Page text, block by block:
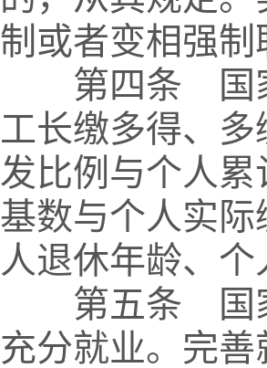
制或者变相强
第四条 国家
工长缴多得、
发比例与个人
基数与个人实
人退休年龄、
第五条 国家
充分就业。完